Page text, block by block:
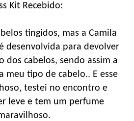
Kit Recebido:
tingidos, mas a Camila
desenvolvida para devolver
dos cabelos, sendo assim a
meu tipo de cabelo.. E esse
testei no encontro e
leve e tem um perfume